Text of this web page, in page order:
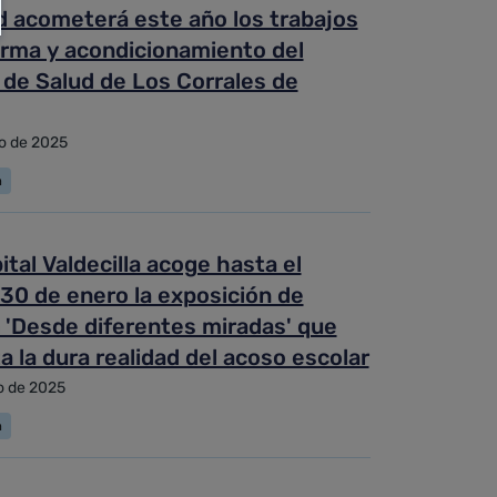
acometerá este año los trabajos
y acondicionamiento del
Salud de Los Corrales de
de 2025
Valdecilla acoge hasta el
de enero la exposición de
diferentes miradas' que
la dura realidad del acoso escolar
de 2025